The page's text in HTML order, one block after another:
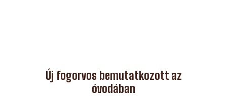
Új fogorvos bemutatkozott az
óvodában